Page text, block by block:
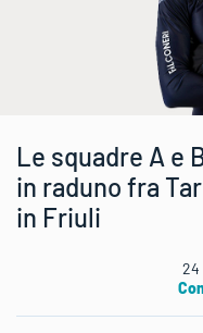
Le squadre A e
in raduno fra
in Friuli
24